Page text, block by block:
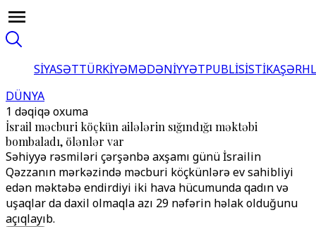
SİYASƏTTÜRKİYƏMƏDƏNİYYƏTPUBLİSİSTİKA
DÜNYA
1 dəqiqə oxuma
İsrail məcburi köçkün ailələrin sığındığı məktəbi
bombaladı, ölənlər var
Səhiyyə rəsmiləri çərşənbə axşamı günü İsrailin
Qəzzanın mərkəzində məcburi köçkünlərə ev sahibliyi
edən məktəbə endirdiyi iki hava hücumunda qadın və
uşaqlar da daxil olmaqla azı 29 nəfərin həlak olduğunu
açıqlayıb.